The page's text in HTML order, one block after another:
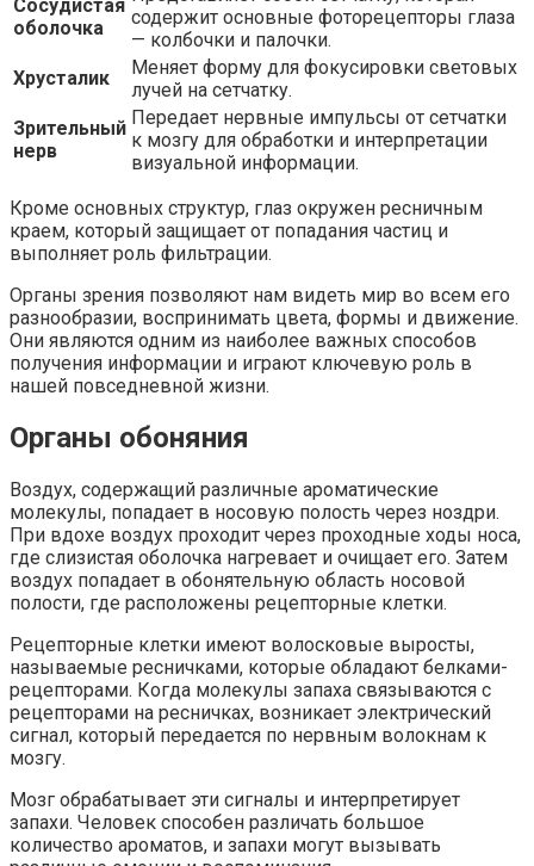
Сосудистая
оболочка
содержит основные фоторецепторы глаза
— колбочки и палочки.
Хрусталик
Меняет форму для фокусировки световых
лучей на сетчатку.
Зрительный
нерв
Передает нервные импульсы от сетчатки
к мозгу для обработки и интерпретации
визуальной информации.
Кроме основных структур, глаз окружен ресничным
краем, который защищает от попадания частиц и
выполняет роль фильтрации.
Органы зрения позволяют нам видеть мир во всем его
разнообразии, воспринимать цвета, формы и движение.
Они являются одним из наиболее важных способов
получения информации и играют ключевую роль в
нашей повседневной жизни.
Органы обоняния
Воздух, содержащий различные ароматические
молекулы, попадает в носовую полость через ноздри.
При вдохе воздух проходит через проходные ходы носа,
где слизистая оболочка нагревает и очищает его. Затем
воздух попадает в обонятельную область носовой
полости, где расположены рецепторные клетки.
Рецепторные клетки имеют волосковые выросты,
называемые ресничками, которые обладают белками-
рецепторами. Когда молекулы запаха связываются с
рецепторами на ресничках, возникает электрический
сигнал, который передается по нервным волокнам к
мозгу.
Мозг обрабатывает эти сигналы и интерпретирует
запахи. Человек способен различать большое
количество ароматов, и запахи могут вызывать